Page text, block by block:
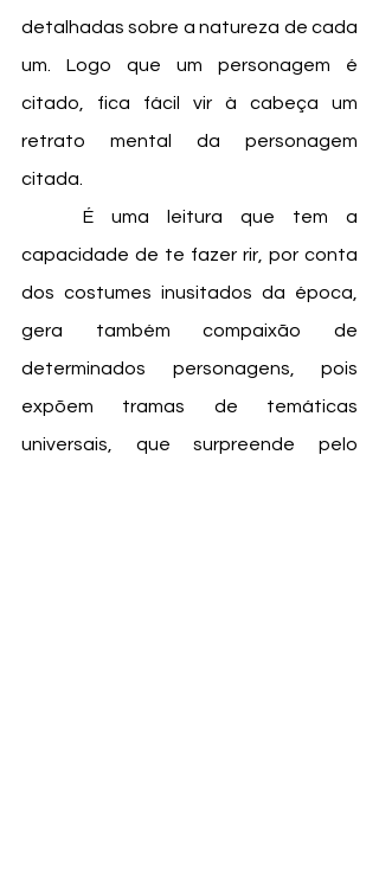
detalhadas sobre a natureza de cada
um. Logo que um personagem é
citado, fica fácil vir à cabeça um
retrato mental da personagem
citada.
capacidade de te fazer rir, por conta
dos costumes inusitados da época,
gera também compaixão de
determinados personagens, pois
expõem tramas de temáticas
universais, que surpreende pelo